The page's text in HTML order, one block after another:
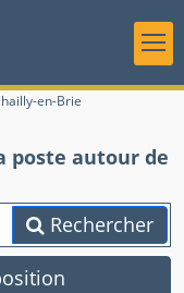
en-Brie
poste autour de
Rechercher